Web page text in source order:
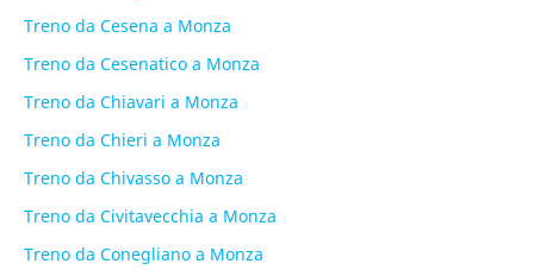
Treno da Cesena a Monza
Treno da Cesenatico a Monza
Treno da Chiavari a Monza
Treno da Chieri a Monza
Treno da Chivasso a Monza
Treno da Civitavecchia a Monza
Treno da Conegliano a Monza